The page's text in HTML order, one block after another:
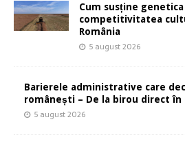
Cum susține
competitivitatea
România
5 august 2026
Barierele administrative care
românești – De la birou direct în
5 august 2026